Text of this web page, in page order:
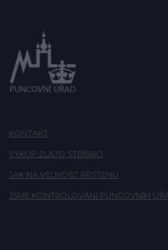
KONTAKT
VÝKUP ZLATO STŘÍBRO
JAK NA VELIKOST PRSTENU
JSME KONTROLOVÁNI PUNCOVNÍM